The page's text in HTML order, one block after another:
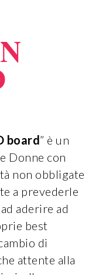
board” è un
Donne con
non obbligate
a prevederle
aderire ad
best
di
attente alla